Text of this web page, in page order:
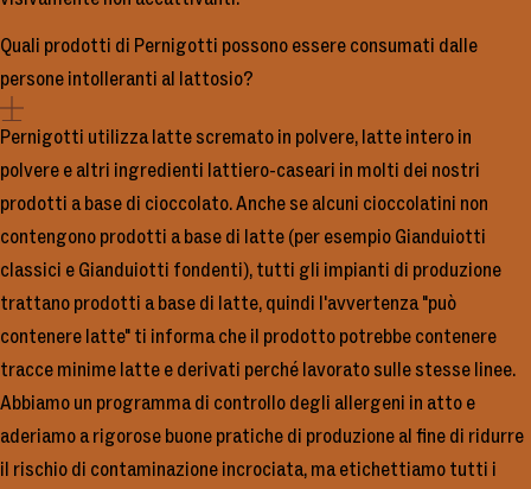
Quali prodotti di Pernigotti possono essere consumati dalle
persone intolleranti al lattosio?
Pernigotti utilizza latte scremato in polvere, latte intero in
polvere e altri ingredienti lattiero-caseari in molti dei nostri
prodotti a base di cioccolato. Anche se alcuni cioccolatini non
contengono prodotti a base di latte (per esempio Gianduiotti
classici e Gianduiotti fondenti), tutti gli impianti di produzione
trattano prodotti a base di latte, quindi l'avvertenza "può
contenere latte" ti informa che il prodotto potrebbe contenere
tracce minime latte e derivati perché lavorato sulle stesse linee.
Abbiamo un programma di controllo degli allergeni in atto e
aderiamo a rigorose buone pratiche di produzione al fine di ridurre
il rischio di contaminazione incrociata, ma etichettiamo tutti i